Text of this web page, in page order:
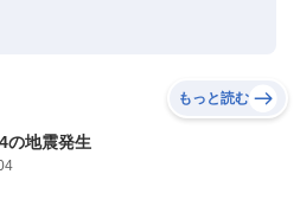
もっと読む
の地震発生